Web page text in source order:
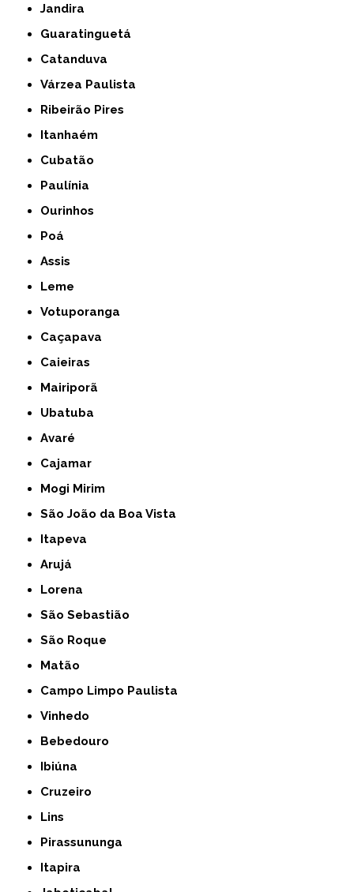
Jandira
Guaratinguetá
Catanduva
Várzea Paulista
Ribeirão Pires
Itanhaém
Cubatão
Paulínia
Ourinhos
Poá
Assis
Leme
Votuporanga
Caçapava
Caieiras
Mairiporã
Ubatuba
Avaré
Cajamar
Mogi Mirim
São João da Boa Vista
Itapeva
Arujá
Lorena
São Sebastião
São Roque
Matão
Campo Limpo Paulista
Vinhedo
Bebedouro
Ibiúna
Cruzeiro
Lins
Pirassununga
Itapira